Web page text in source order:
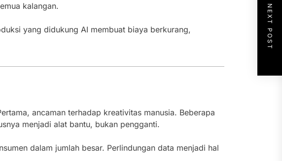
kalangan.
yang didukung AI membuat biaya berkurang,
ancaman terhadap kreativitas manusia. Beberapa
menjadi alat bantu, bukan pengganti.
dalam jumlah besar. Perlindungan data menjadi hal
NEXT POST